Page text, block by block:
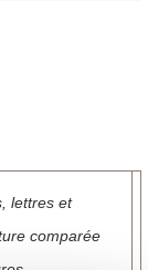
lettres et
comparée